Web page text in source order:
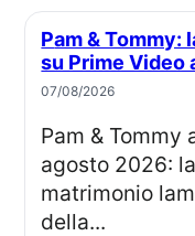
Pam & Tommy: la miniserie evento arriva
su Prime Video
07/08/2026
Pam & Tommy arriva su Prime Video ad
agosto 2026:
matrimonio
della...